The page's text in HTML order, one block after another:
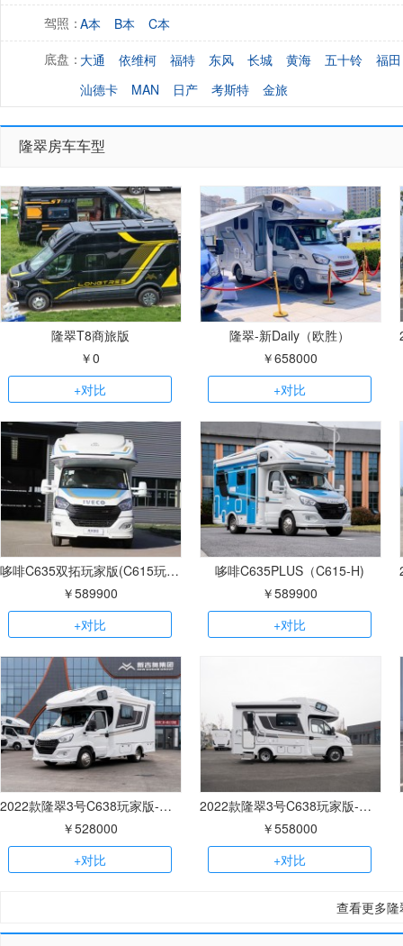
驾照：A本 B本 C本
底盘：大通 依维柯 福特 东风 长城 黄海 五十铃
福田
汕德卡
MAN 日产 考斯特 金旅
隆翠房车车型
隆翠T8商旅版
￥0
+对比
隆翠-新Daily（欧胜）
￥658000
+对比
哆啡C635双拓玩家版(C615玩家版-S)
￥589900
+对比
哆啡C635PLUS（C615-H)
￥589900
+对比
2022款隆翠3号C638玩家版-W无拓中后门
￥528000
+对比
2022款隆翠3号C638玩家版-D单拓
￥558000
+对比
查看更多